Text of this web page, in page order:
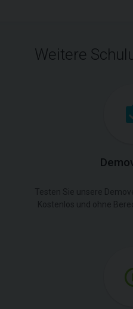
Weitere
Testen Sie unsere
Kostenlos und ohne